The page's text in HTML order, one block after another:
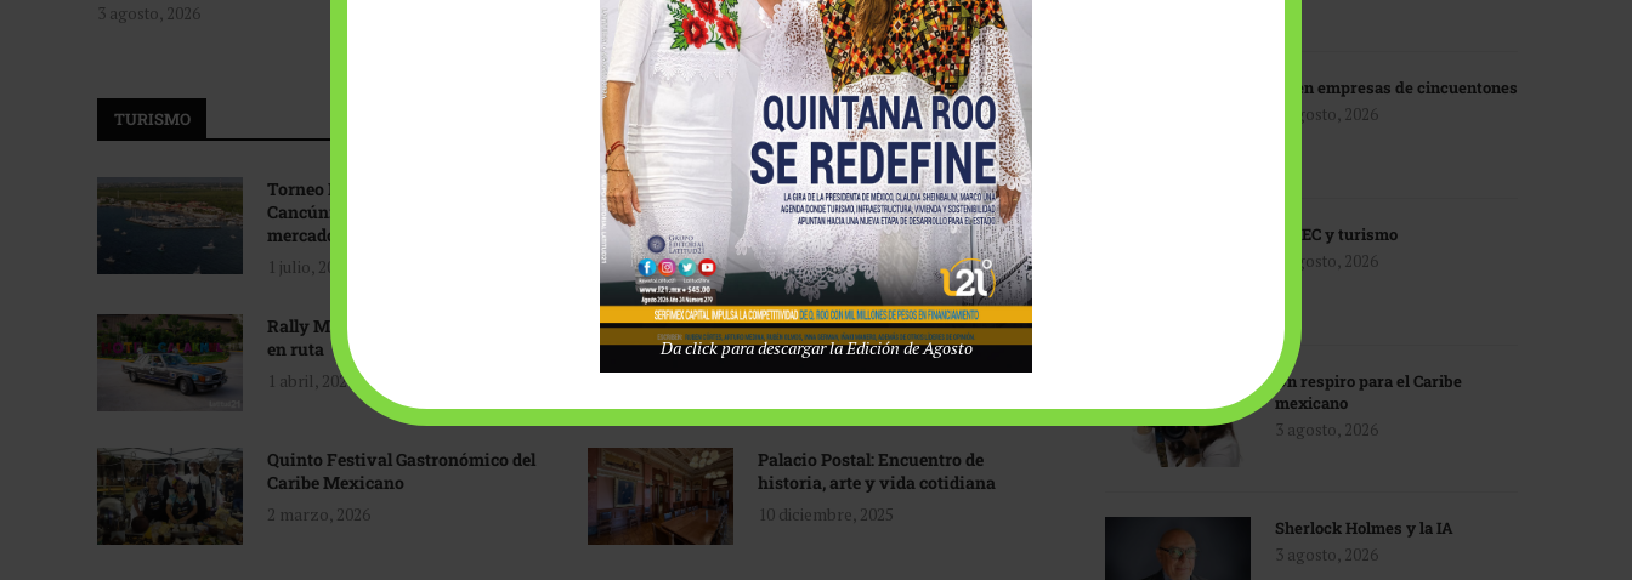
3 agosto, 2026
Tecnológico de Monterrey
3 agosto, 2026
TURISMO
Torneo Internacional de Pesca
Cancún: Navegando hacia nuevos
mercados
1 julio, 2026
Promoción turística con visión
1 abril, 2026
Rally Maya: Herencia automotriz
en ruta
1 abril, 2026
Industria global en
reconfiguración
31 marzo, 2026
Quinto Festival Gastronómico del
Caribe Mexicano
2 marzo, 2026
Palacio Postal: Encuentro de
historia, arte y vida cotidiana
10 diciembre, 2025
IA en empresas de cincuentones
3 agosto, 2026
TMEC y turismo
3 agosto, 2026
Un respiro para el Caribe
mexicano
3 agosto, 2026
Sherlock Holmes y la IA
3 agosto, 2026
Da click para descargar la Edición de Agosto